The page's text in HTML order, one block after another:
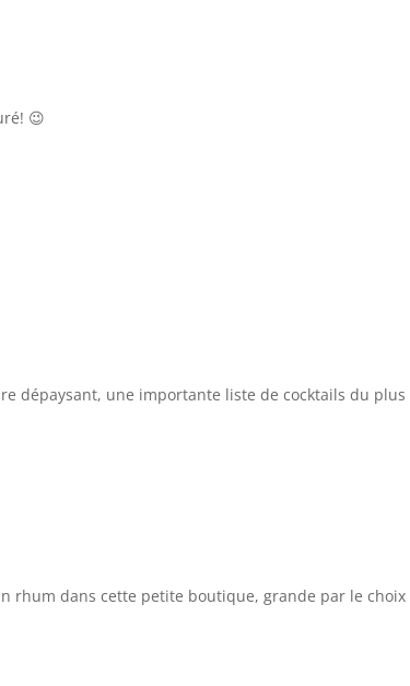
😉
dépaysant, une importante liste de cocktails du
rhum dans cette petite boutique, grande par le